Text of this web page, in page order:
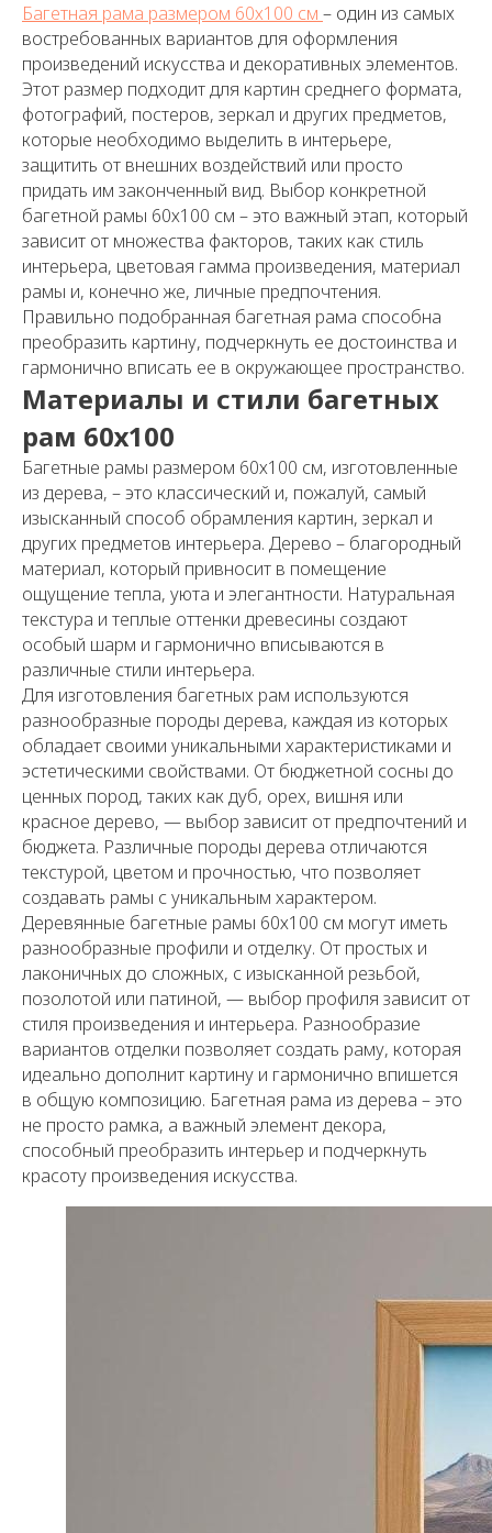
Багетная рама размером 60х100 см – один из самых
востребованных вариантов для оформления
произведений искусства и декоративных элементов.
Этот размер подходит для картин среднего формата,
фотографий, постеров, зеркал и других предметов,
которые необходимо выделить в интерьере,
защитить от внешних воздействий или просто
придать им законченный вид. Выбор конкретной
багетной рамы 60х100 см – это важный этап, который
зависит от множества факторов, таких как стиль
интерьера, цветовая гамма произведения, материал
рамы и, конечно же, личные предпочтения.
Правильно подобранная багетная рама способна
преобразить картину, подчеркнуть ее достоинства и
гармонично вписать ее в окружающее пространство.
Материалы и стили багетных
рам 60х100
Багетные рамы размером 60х100 см, изготовленные
из дерева, – это классический и, пожалуй, самый
изысканный способ обрамления картин, зеркал и
других предметов интерьера. Дерево – благородный
материал, который привносит в помещение
ощущение тепла, уюта и элегантности. Натуральная
текстура и теплые оттенки древесины создают
особый шарм и гармонично вписываются в
различные стили интерьера.
Для изготовления багетных рам используются
разнообразные породы дерева, каждая из которых
обладает своими уникальными характеристиками и
эстетическими свойствами. От бюджетной сосны до
ценных пород, таких как дуб, орех, вишня или
красное дерево, — выбор зависит от предпочтений и
бюджета. Различные породы дерева отличаются
текстурой, цветом и прочностью, что позволяет
создавать рамы с уникальным характером.
Деревянные багетные рамы 60х100 см могут иметь
разнообразные профили и отделку. От простых и
лаконичных до сложных, с изысканной резьбой,
позолотой или патиной, — выбор профиля зависит от
стиля произведения и интерьера. Разнообразие
вариантов отделки позволяет создать раму, которая
идеально дополнит картину и гармонично впишется
в общую композицию. Багетная рама из дерева – это
не просто рамка, а важный элемент декора,
способный преобразить интерьер и подчеркнуть
красоту произведения искусства.